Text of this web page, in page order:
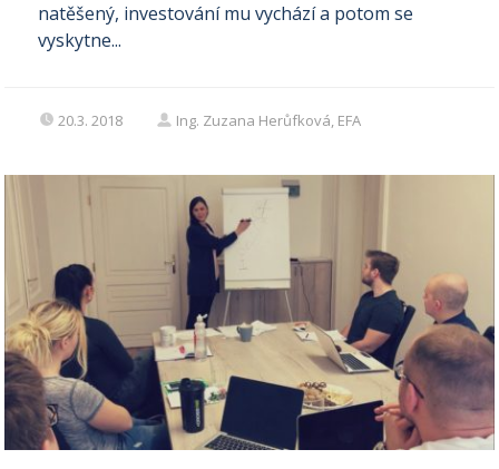
natěšený, investování mu vychází a potom se
vyskytne...
20.3. 2018 Ing. Zuzana Herůfková, EFA